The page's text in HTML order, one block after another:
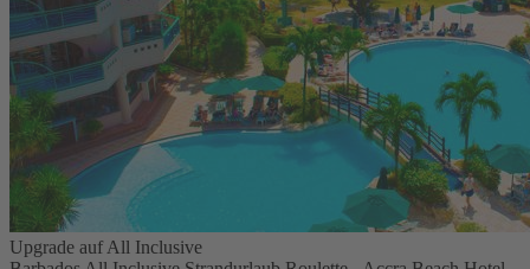
Upgrade auf All Inclusive